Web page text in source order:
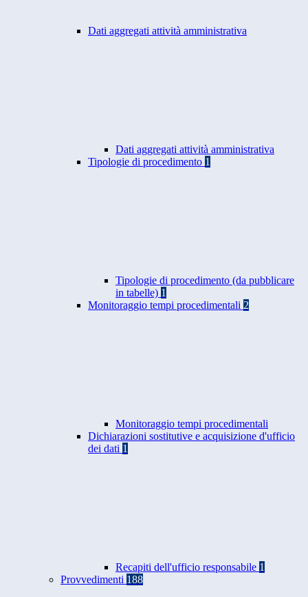
Dati aggregati attività amministrativa
Dati aggregati attività amministrativa
Tipologie di procedimento 1
Tipologie di procedimento (da pubblicare
in tabelle) 1
Monitoraggio tempi procedimentali 2
Monitoraggio tempi procedimentali
Dichiarazioni sostitutive e acquisizione d'ufficio
dei dati 1
Recapiti dell'ufficio responsabile 1
Provvedimenti 188